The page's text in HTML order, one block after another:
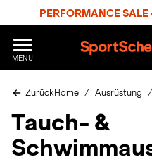
PERFORMANCE
MENÜ
p
r
S
h
ZurückHome Ausrüstung
Tauch- &